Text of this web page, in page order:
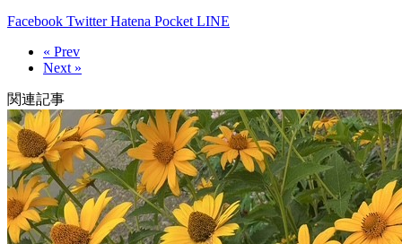
Facebook TwitterHatena Pocket LINE
« Prev
Next »
関連記事